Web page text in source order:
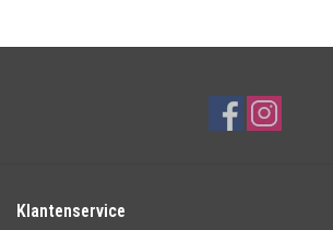
Klantenservice